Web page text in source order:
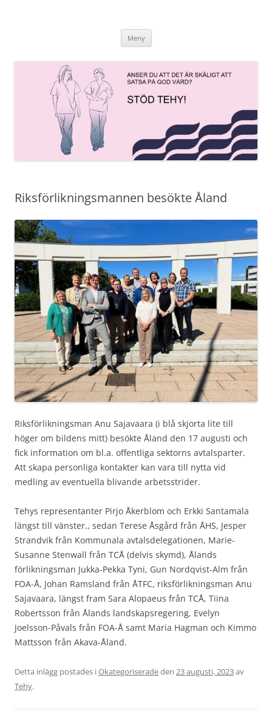
Meny
Riksförlikningsmannen besökte Åland
Riksförlikningsman Anu Sajavaara (i blå skjorta lite till
höger om bildens mitt) besökte Åland den 17 augusti och
fick information om bl.a. offentliga sektorns avtalsparter.
Att skapa personliga kontakter kan vara till nytta vid
medling av eventuella blivande arbetsstrider.
Tehys representanter Pirjo Åkerblom och Erkki Santamala
längst till vänster., sedan Terese Åsgård från ÅHS, Jesper
Strandvik från Kommunala avtalsdelegationen, Marie-
Susanne Stenwall från TCÅ (delvis skymd), Ålands
förlikningsman Jukka-Pekka Tyni, Gun Nordqvist-Alm från
FOA-Å, Johan Ramsland från ÅTFC, riksförlikningsman Anu
Sajavaara, längst fram Sara Alopaeus från TCÅ, Tiina
Robertsson från Ålands landskapsregering, Evelyn
Joelsson-Påvals från FOA-Å samt Maria Hagman och Kimmo
Mattsson från Akava-Åland.
Detta inlägg postades iOkategoriseradeden 23 augusti, 2023av
Tehy.